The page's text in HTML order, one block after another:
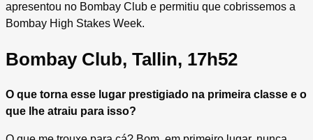
apresentou no Bombay Club e permitiu que cobrissemos a
Bombay High Stakes Week.
Bombay Club, Tallin, 17h52
O que torna esse lugar prestigiado na primeira classe e o
que lhe atraiu para isso?